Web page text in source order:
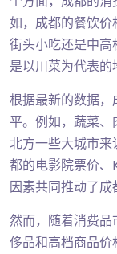
如，成都的餐饮
街头小吃还是中
是以川菜为代表的
根据最新的数据
平。例如，蔬菜
北方一些大城市
都的电影院票价
因素共同推动了成
然而，随着消费
侈品和高档商品